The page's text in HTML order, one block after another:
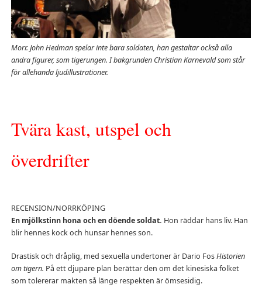
Morr. John Hedman spelar inte bara soldaten, han gestaltar också alla
andra figurer, som tigerungen. I bakgrunden Christian Karnevald som står
för allehanda ljudillustrationer.
Tvära kast, utspel och
överdrifter
RECENSION/NORRKÖPING
En mjölkstinn hona och en döende soldat. Hon räddar hans liv. Han
blir hennes kock och hunsar hennes son.
Drastisk och dråplig, med sexuella undertoner är Dario FosHistorien
om tigern. På ett djupare plan berättar den om det kinesiska folket
som tolererar makten så länge respekten är ömsesidig.